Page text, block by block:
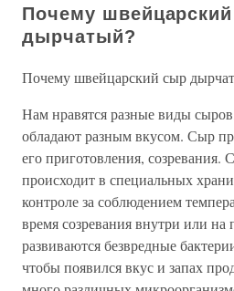
Почему
дырчатый?
Почему швейцарский сыр
Нам нравятся разные виды
обладают разным вкусом. Сыр
его приготовления, созревания.
происходит в специальных
контроле за соблюдением
время созревания внутри или на
развиваются безвредные
чтобы появился вкус и запах